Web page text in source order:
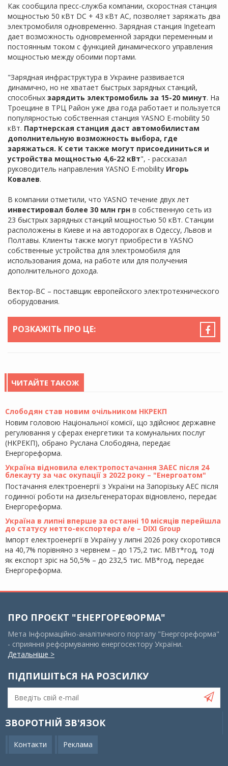
Как сообщила пресс-служба компании, скоростная станция
мощностью 50 кВт DC + 43 кВт АС, позволяет заряжать два
электромобиля одновременно. Зарядная станция Ingeteam
дает возможность одновременной зарядки переменным и
постоянным током с функцией динамического управления
мощностью между обоими портами.
"Зарядная инфраструктура в Украине развивается
динамично, но не хватает быстрых зарядных станций,
способных зарядить электромобиль за 15-20 минут. На
Троещине в ТРЦ Район уже два года работает и пользуется
популярностью собственная станция YASNO E-mobility 50
кВт. Партнерская станция даст автомобилистам
дополнительную возможность выбора, где
заряжаться. К сети также могут присоединиться и
устройства мощностью 4,6-22 кВт", - рассказал
руководитель направления YASNO E-mobility Игорь
Ковалев.
В компании отметили, что YASNO течение двух лет
инвестировал более 30 млн грн в собственную сеть из
23 быстрых зарядных станций мощностью 50 кВт. Станции
расположены в Киеве и на автодорогах в Одессу, Львов и
Полтавы. Клиенты также могут приобрести в YASNO
собственные устройства для электромобиля для
использования дома, на работе или для получения
дополнительного дохода.
Вектор-ВС – поставщик европейского электротехнического
оборудования.
РОЗКАЖІТЬ ПРО ЦЕ:
ЧИТАЙТЕ ТАКОЖ
Слободян став новим очільником НКРЕКП
Новим головою Національної комісії, що здійснює державне
регулювання у сферах енергетики та комунальних послуг
(НКРЕКП), обрано Руслана Слободяна, передає
Енергореформа.
Україна відновила електропостачання ЗАЕС після 24
блекауту за час окупації з 2022 року – "Енергоатом"
Постачання електроенергії з України на Запорізьку АЕС після
годинної роботи на дизельгенераторах відновлено, передає
Енергореформа.
Україна в липні вперше за останні 10 місяців перейшла
до статусу нетто-експортера е/е – DIXI Group
Імпорт електроенергії в Україну у липні 2026 року скоротився
на 40,7% порівняно з червнем – до 175,2 тис. МВт*год, тоді
як експорт зріс на 50,5% – до 232,5 тис. МВ*год, передає
Енергореформа.
ПРО ПРОЄКТ "ЕНЕРГОРЕФОРМА"
Мета Інформаційно-аналітичного порталу "Енергореформа"
- сприяння реформуванню енергосектору України.
Детальніше >
ПІДПИШІТЬСЯ НА РОЗСИЛКУ
ЗВОРОТНІЙ ЗВ'ЯЗОК
Контакти Реклама